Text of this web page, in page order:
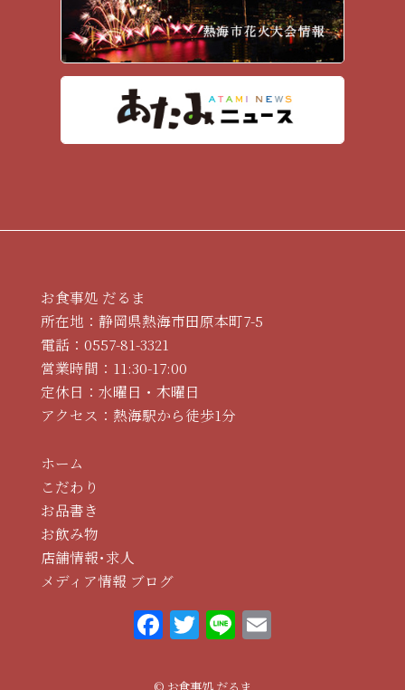
お食事処 だるま
所在地：静岡県熱海市田原本町7-5
電話： 0557-81-3321
営業時間：11:30-17:00
定休日：水曜日・木曜日
アクセス：熱海駅から徒歩1分
ホーム
こだわり
お品書き
お飲み物
店舗情報･求人
メディア情報 ブログ
F T Li